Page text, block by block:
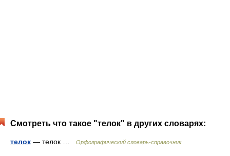
Смотреть что такое "телок" в других словарях:
телок — телок … Орфографический словарь-справочник